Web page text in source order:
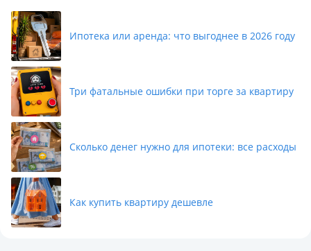
Ипотека или аренда: что выгоднее в 2026 году
Три фатальные ошибки при торге за квартиру
Сколько денег нужно для ипотеки: все расходы
Как купить квартиру дешевле